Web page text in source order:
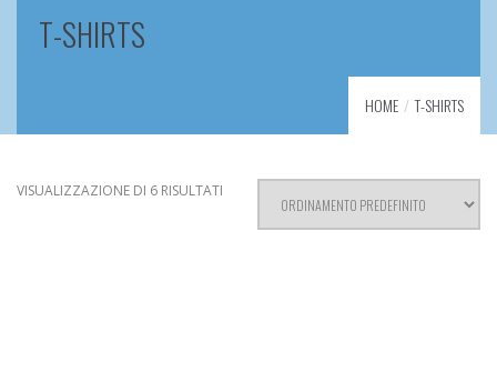
T-SHIRTS
HOME T-SHIRTS
VISUALIZZAZIONE DI 6 RISULTATI